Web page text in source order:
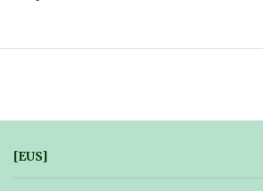
[EUS]